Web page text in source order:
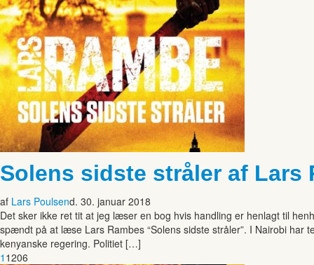
Solens sidste stråler af Lars
af Lars Poulsend. 30. januar 2018
Det sker ikke ret tit at jeg læser en bog hvis handling er henlagt til
spændt på at læse Lars Rambes “Solens sidste stråler”. I Nairobi
kenyanske regering. Politiet […]
1 1206